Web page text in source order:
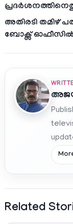
അതിരടി തമിഴ്
ബോക്സ് ഓഫീസിൽ
Related